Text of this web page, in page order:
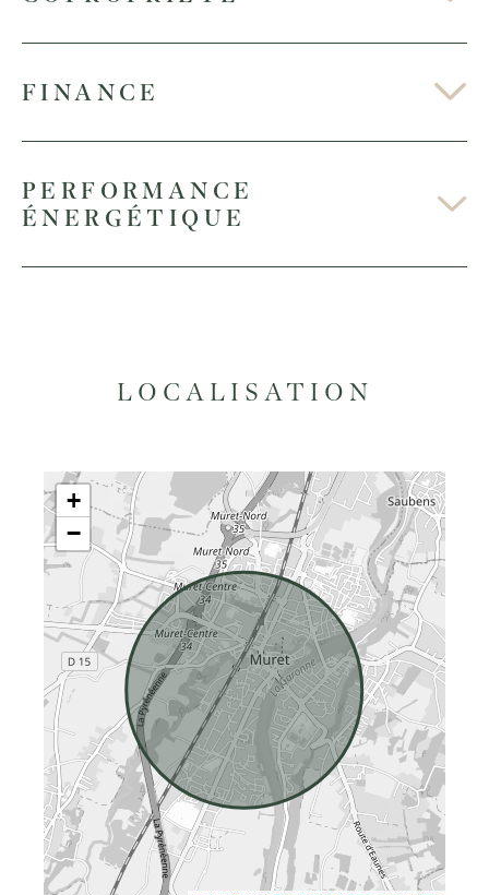
FINANCE
PERFORMANCE
ÉNERGÉTIQUE
LOCALISATION
+
−